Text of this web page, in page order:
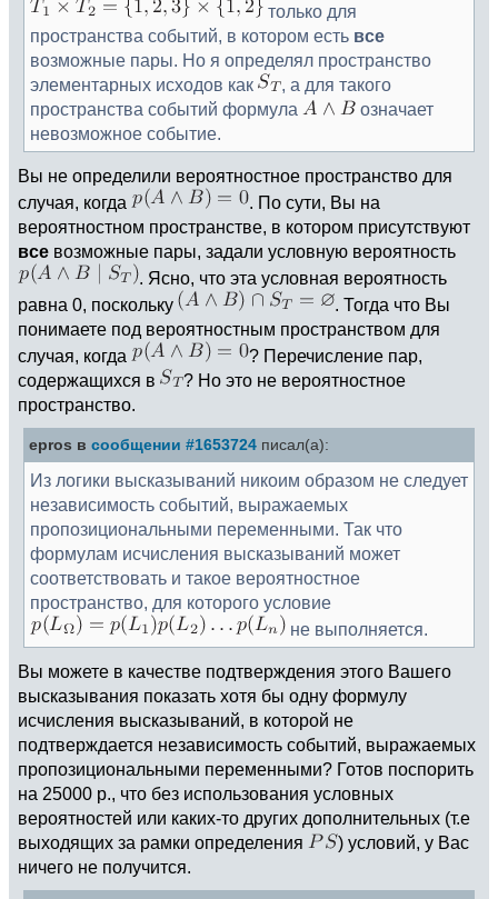
только для
пространства событий, в котором есть все
возможные пары. Но я определял пространство
элементарных исходов как
, а для такого
пространства событий формула
означает
невозможное событие.
Вы не определили вероятностное пространство для
случая, когда
. По сути, Вы на
вероятностном пространстве, в котором присутствуют
все возможные пары, задали условную вероятность
. Ясно, что эта условная вероятность
равна 0, поскольку
. Тогда что Вы
понимаете под вероятностным пространством для
случая, когда
? Перечисление пар,
содержащихся в
? Но это не вероятностное
пространство.
epros в сообщении #1653724 писал(а):
Из логики высказываний никоим образом не следует
независимость событий, выражаемых
пропозициональными переменными. Так что
формулам исчисления высказываний может
соответствовать и такое вероятностное
пространство, для которого условие
не выполняется.
Вы можете в качестве подтверждения этого Вашего
высказывания показать хотя бы одну формулу
исчисления высказываний, в которой не
подтверждается независимость событий, выражаемых
пропозициональными переменными? Готов поспорить
на 25000 р., что без использования условных
вероятностей или каких-то других дополнительных (т.е
выходящих за рамки определения
) условий, у Вас
ничего не получится.